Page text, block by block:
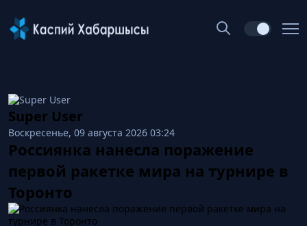
Super User
Воскресенье, 09 августа 2026 03:24
Россиянка нанесла поражение
первой ракетке мира на турнире в
Торонто